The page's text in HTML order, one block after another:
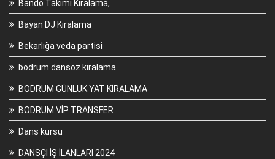
Bando Takımı Kiralama,
Bayan DJ Kiralama
Bekarlığa veda partisi
bodrum dansöz kiralama
BODRUM GÜNLÜK YAT KİRALAMA
BODRUM VİP TRANSFER
Dans kursu
DANSÇI İŞ İLANLARI 2024